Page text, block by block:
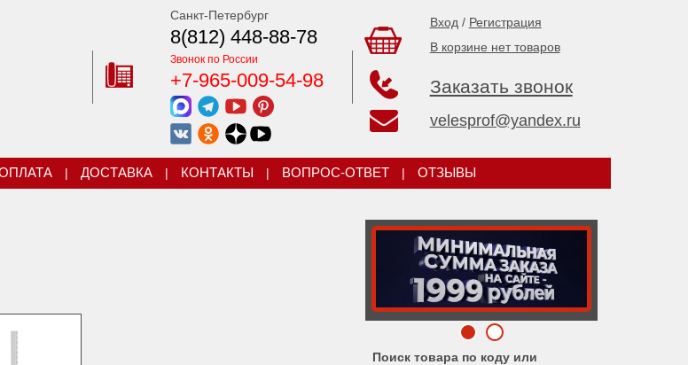
Санкт-Петербург
8(812) 448-88-78
Звонок по России
+7-965-009-54-98
Вход / Регистрация
В корзине нет товаров
Заказать звонок
velesprof@yandex.ru
| ДОСТАВКА | КОНТАКТЫ | ВОПРОС-ОТВЕТ | ОТЗЫВЫ
Поиск товара по коду или